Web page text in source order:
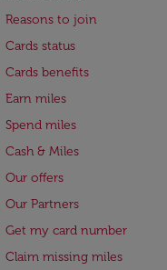
Reasons to join
Cards status
Cards benefits
Earn miles
Spend miles
Cash & Miles
Our offers
Our Partners
Get my card number
Claim missing miles